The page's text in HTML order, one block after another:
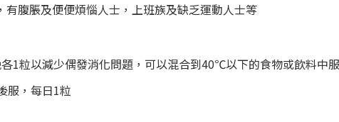
腹脹及便便煩惱人士，上班族及缺乏運動人士等
1粒以減少偶發消化問題，可以混合到40℃以下的食物或飲料中
服，每日1粒